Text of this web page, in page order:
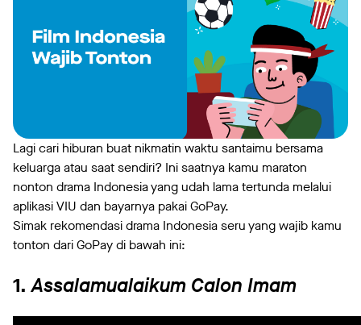
Lagi cari hiburan buat nikmatin waktu santaimu bersama
keluarga atau saat sendiri? Ini saatnya kamu maraton
nonton drama Indonesia yang udah lama tertunda melalui
aplikasi VIU dan bayarnya pakai GoPay.
Simak rekomendasi drama Indonesia seru yang wajib kamu
tonton dari GoPay di bawah ini:
1.Assalamualaikum Calon Imam